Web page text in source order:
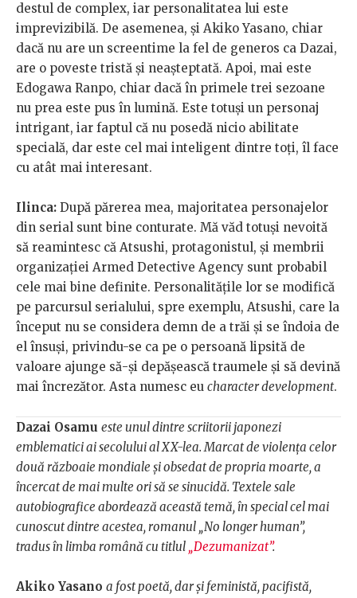
destul de complex, iar personalitatea lui este
imprevizibilă. De asemenea, și Akiko Yasano, chiar
dacă nu are un screentime la fel de generos ca Dazai,
are o poveste tristă și neașteptată. Apoi, mai este
Edogawa Ranpo, chiar dacă în primele trei sezoane
nu prea este pus în lumină. Este totuși un personaj
intrigant, iar faptul că nu posedă nicio abilitate
specială, dar este cel mai inteligent dintre toți, îl face
cu atât mai interesant.
Ilinca: După părerea mea, majoritatea personajelor
din serial sunt bine conturate. Mă văd totuși nevoită
să reamintesc că Atsushi, protagonistul, și membrii
organizației Armed Detective Agency sunt probabil
cele mai bine definite. Personalitățile lor se modifică
pe parcursul serialului, spre exemplu, Atsushi, care la
început nu se considera demn de a trăi și se îndoia de
el însuși, privindu-se ca pe o persoană lipsită de
valoare ajunge să-și depășească traumele și să devină
mai încrezător. Asta numesc eu character development.
Dazai Osamu este unul dintre scriitorii japonezi
emblematici ai secolului al XX-lea. Marcat de violența celor
două războaie mondiale și obsedat de propria moarte, a
încercat de mai multe ori să se sinucidă. Textele sale
autobiografice abordează această temă, în special cel mai
cunoscut dintre acestea, romanul „No longer human”,
tradus în limba română cu titlul „Dezumanizat”.
Akiko Yasano a fost poetă, dar și feministă, pacifistă,